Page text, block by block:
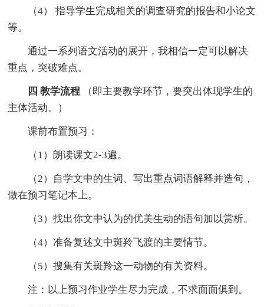
（4） 指导学生完成相关的调查研究的报告和小论文
等。
通过一系列语文活动的展开，我相信一定可以解决
重点，突破难点。
四 教学流程 （即主要教学环节，要突出体现学生的
主体活动。）
课前布置预习：
（1）朗读课文2-3遍。
（2）自学文中的生词、写出重点词语解释并造句，
做在预习笔记本上。
（3）找出你文中认为的优美生动的语句加以赏析。
（4）准备复述文中斑羚飞渡的主要情节。
（5）搜集有关斑羚这一动物的有关资料。
注：以上预习作业学生尽力完成，不求面面俱到。